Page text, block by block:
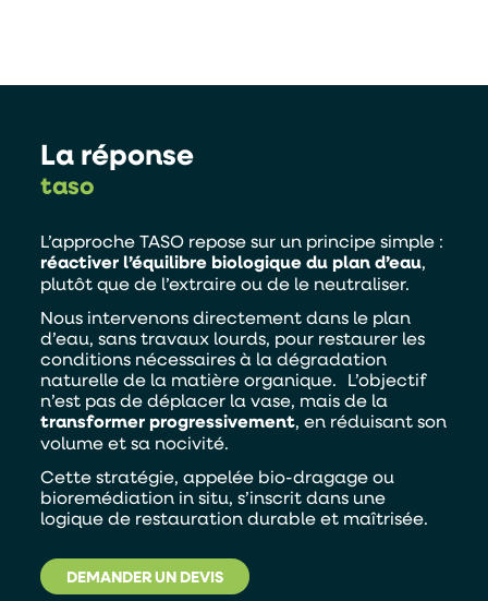
La réponse
taso
L’approche TASO repose sur un principe simple :
réactiver l’équilibre biologique du plan d’eau,
plutôt que de l’extraire ou de le neutraliser.
Nous intervenons directement dans le plan
d’eau, sans travaux lourds, pour restaurer les
conditions nécessaires à la dégradation
naturelle de la matière organique. L’objectif
n’est pas de déplacer la vase, mais de la
transformer progressivement, en réduisant son
volume et sa nocivité.
Cette stratégie, appelée bio-dragage ou
bioremédiation in situ, s’inscrit dans une
logique de restauration durable et maîtrisée.
DEMANDER UN DEVIS